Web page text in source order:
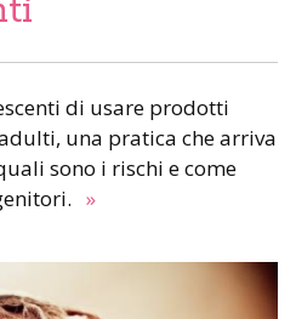
di usare prodotti
una pratica che arriva
sono i rischi e come
»